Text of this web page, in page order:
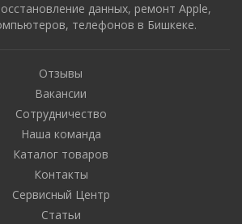
данных, ремонт Apple,
телефонов в Бишкеке.
Отзывы
Вакансии
Сотрудничество
Наша команда
Каталог товаров
Контакты
Сервисный Центр
Статьи